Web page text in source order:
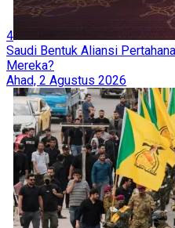
4
Saudi Bentuk Aliansi
Mereka?
Ahad, 2 Agustus 2026